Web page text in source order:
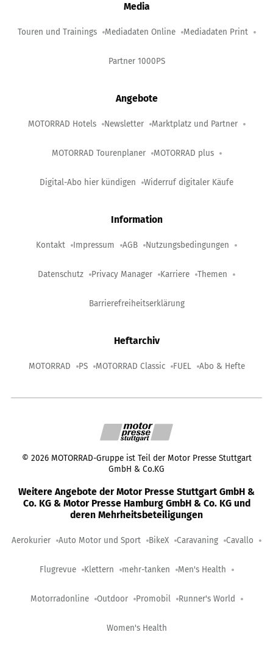
Media
Touren und Trainings Mediadaten Online Mediadaten Print
Partner 1000PS
Angebote
MOTORRAD Hotels Newsletter Marktplatz und Partner
MOTORRAD Tourenplaner MOTORRAD plus
Digital-Abo hier kündigen Widerruf digitaler Käufe
Information
Kontakt Impressum AGB Nutzungsbedingungen
Datenschutz Privacy Manager Karriere Themen
Barrierefreiheitserklärung
Heftarchiv
MOTORRAD PS MOTORRAD Classic FUEL Abo & Hefte
© 2026 MOTORRAD-Gruppe ist Teil der Motor Presse Stuttgart
GmbH & Co.KG
Weitere Angebote der Motor Presse Stuttgart GmbH &
Co. KG & Motor Presse Hamburg GmbH & Co. KG und
deren Mehrheitsbeteiligungen
Aerokurier Auto Motor und Sport BikeX Caravaning Cavallo
Flugrevue Klettern mehr-tanken Men's Health
Motorradonline Outdoor Promobil Runner's World
Women's Health